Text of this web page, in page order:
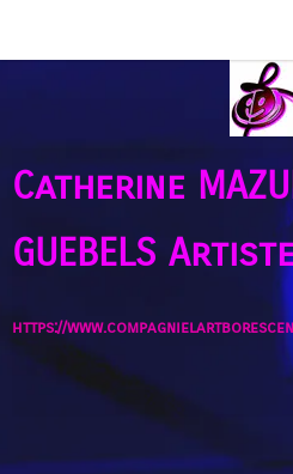
Catherine
GUEBELS
https://